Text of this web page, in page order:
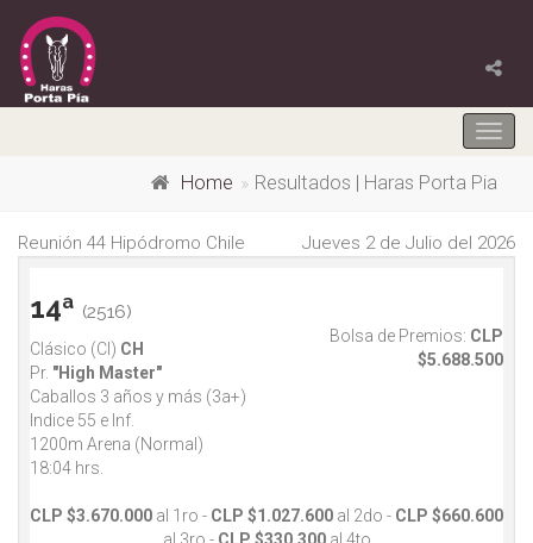
Home Resultados | Haras Porta Pia
Reunión 44 Hipódromo Chile Jueves 2 de Julio del 2026
14ª (2516)
Clásico (Cl) CH
Pr. "High Master"
Caballos 3 años y más (3a+)
Indice 55 e Inf.
1200m Arena (Normal)
18:04 hrs.
Bolsa de Premios: CLP
$5.688.500
CLP $3.670.000 al 1ro - CLP $1.027.600 al 2do - CLP $660.600